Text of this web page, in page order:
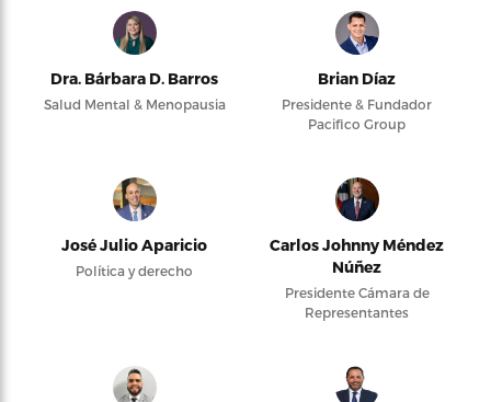
Dra. Bárbara D. Barros
Salud Mental & Menopausia
Brian Díaz
Presidente & Fundador
Pacifico Group
José Julio Aparicio
Política y derecho
Carlos Johnny Méndez
Núñez
Presidente Cámara de
Representantes